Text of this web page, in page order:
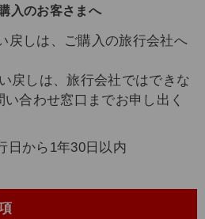
入のお客さまへ
戻しは、ご購入の旅行会社へ
戻しは、旅行会社ではできな
合わせ窓口までお申し出く
日から1年30日以内